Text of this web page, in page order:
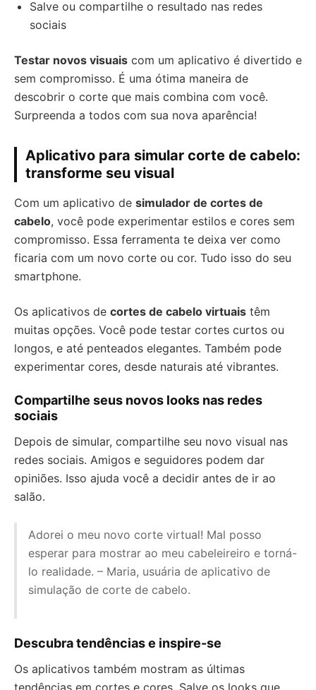
Salve ou compartilhe o resultado nas redes
sociais
Testar novos visuais com um aplicativo é divertido e
sem compromisso. É uma ótima maneira de
descobrir o corte que mais combina com você.
Surpreenda a todos com sua nova aparência!
Aplicativo para simular corte de cabelo:
transforme seu visual
Com um aplicativo de simulador de cortes de
cabelo, você pode experimentar estilos e cores sem
compromisso. Essa ferramenta te deixa ver como
ficaria com um novo corte ou cor. Tudo isso do seu
smartphone.
Os aplicativos de cortes de cabelo virtuais têm
muitas opções. Você pode testar cortes curtos ou
longos, e até penteados elegantes. Também pode
experimentar cores, desde naturais até vibrantes.
Compartilhe seus novos looks nas redes
sociais
Depois de simular, compartilhe seu novo visual nas
redes sociais. Amigos e seguidores podem dar
opiniões. Isso ajuda você a decidir antes de ir ao
salão.
Adorei o meu novo corte virtual! Mal posso
esperar para mostrar ao meu cabeleireiro e torná-
lo realidade. – Maria, usuária de aplicativo de
simulação de corte de cabelo.
Descubra tendências e inspire-se
Os aplicativos também mostram as últimas
tendências em cortes e cores. Salve os looks que